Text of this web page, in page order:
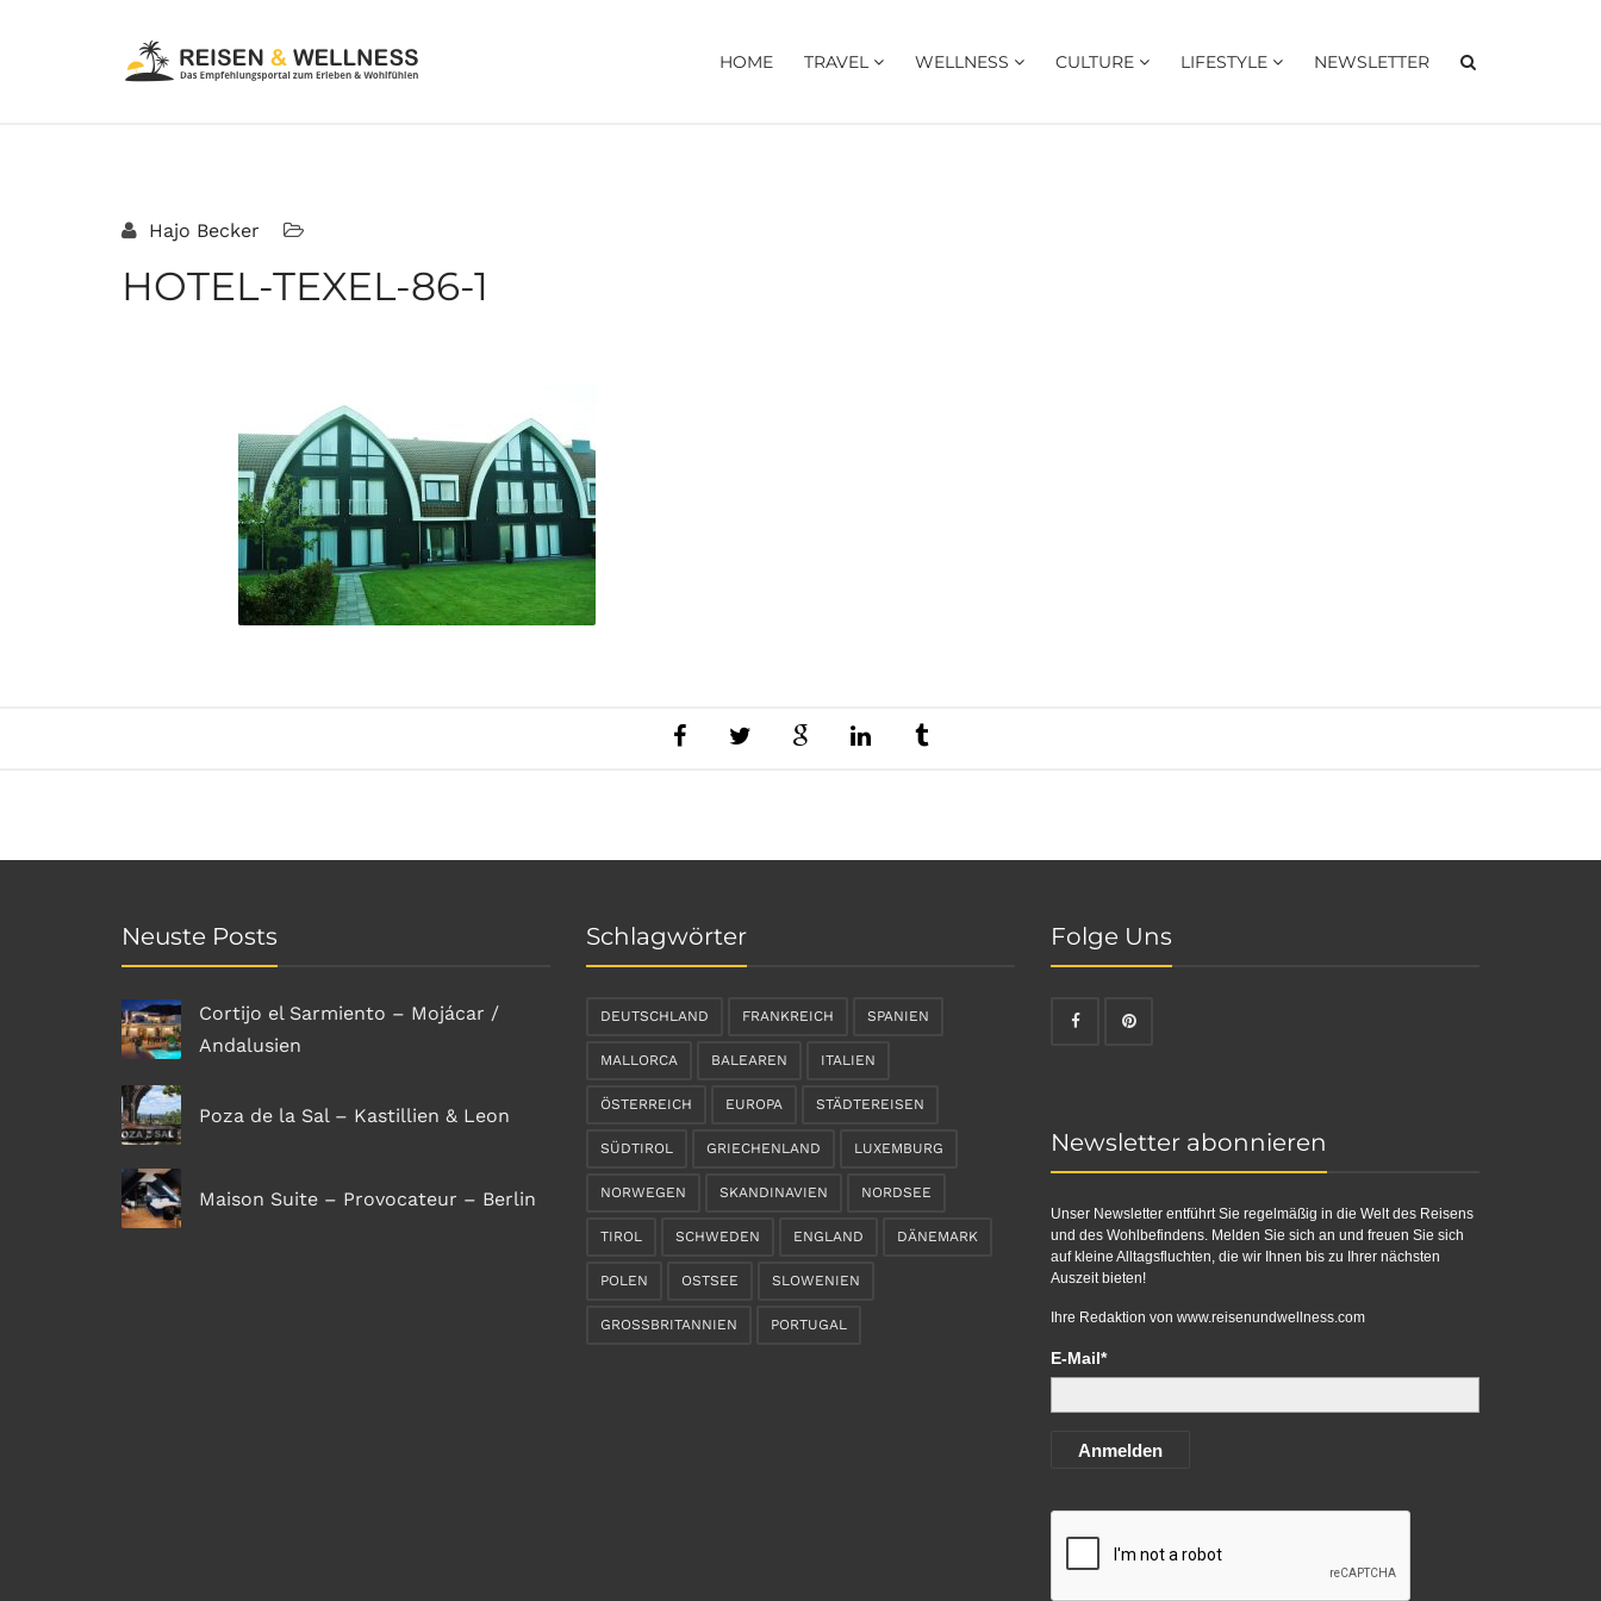
HOME TRAVEL WELLNESS CULTURE LIFESTYLE NEWSLETTER
Hajo Becker
HOTEL-TEXEL-86-1
Neuste Posts
Cortijo el Sarmiento – Mojácar /
Andalusien
Poza de la Sal – Kastillien & Leon
Maison Suite – Provocateur – Berlin
Schlagwörter
DEUTSCHLAND FRANKREICH SPANIEN
MALLORCA BALEAREN ITALIEN
ÖSTERREICH EUROPA STÄDTEREISEN
SÜDTIROL GRIECHENLAND LUXEMBURG
NORWEGEN SKANDINAVIEN NORDSEE
TIROL SCHWEDEN ENGLAND DÄNEMARK
POLEN OSTSEE SLOWENIEN
GROSSBRITANNIEN PORTUGAL
Folge Uns
Newsletter abonnieren
Unser Newsletter entführt Sie regelmäßig in die Welt des Reisens
und des Wohlbefindens. Melden Sie sich an und freuen Sie sich
auf kleine Alltagsfluchten, die wir Ihnen bis zu Ihrer nächsten
Auszeit bieten!
Ihre Redaktion von www.reisenundwellness.com
E-Mail*
Anmelden